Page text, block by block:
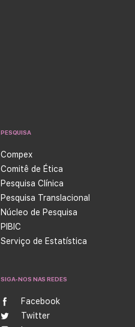
PESQUISA
Compex
Comitê de Ética
Pesquisa Clínica
Pesquisa Translacional
Núcleo de Pesquisa
PIBIC
Serviço de Estatística
SIGA-NOS NAS REDES
Facebook
Twitter